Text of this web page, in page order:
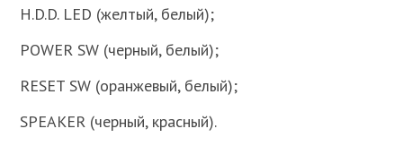
H.D.D. LED (желтый, белый);
POWER SW (черный, белый);
RESET SW (оранжевый, белый);
SPEAKER (черный, красный).